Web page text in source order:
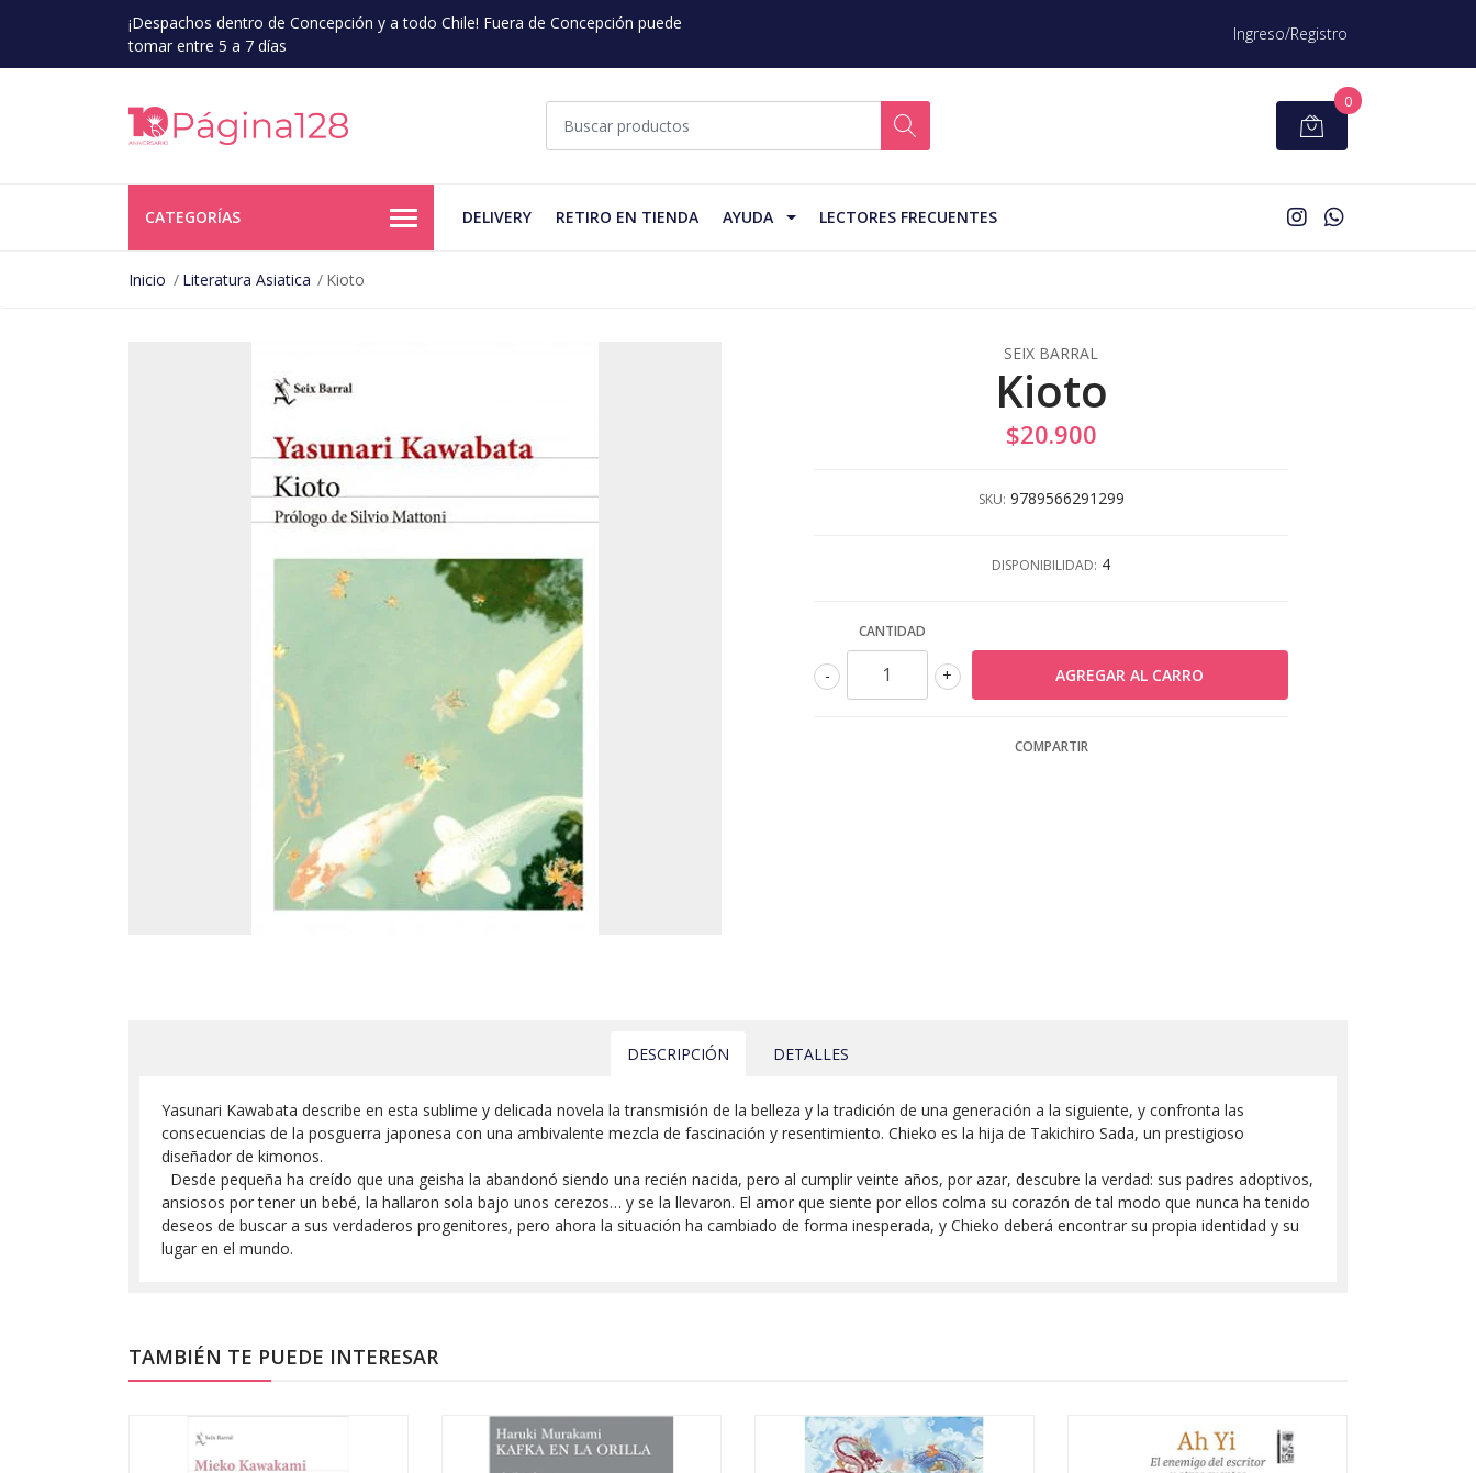
¡Despachos dentro de Concepción y a todo Chile! Fuera de Concepción puede
tomar entre 5 a 7 días
Ingreso/Registro
0
CATEGORÍAS DELIVERY RETIRO EN TIENDA AYUDA LECTORES FRECUENTES
Inicio Literatura Asiatica Kioto
SEIX BARRAL
Kioto
$20.900
SKU: 9789566291299
DISPONIBILIDAD: 4
CANTIDAD
+
-
COMPARTIR
DESCRIPCIÓN DETALLES
Yasunari Kawabata describe en esta sublime y delicada novela la transmisión de la belleza y la tradición de una generación a la siguiente, y confronta las
consecuencias de la posguerra japonesa con una ambivalente mezcla de fascinación y resentimiento. Chieko es la hija de Takichiro Sada, un prestigioso
diseñador de kimonos.
Desde pequeña ha creído que una geisha la abandonó siendo una recién nacida, pero al cumplir veinte años, por azar, descubre la verdad: sus padres adoptivos,
ansiosos por tener un bebé, la hallaron sola bajo unos cerezos… y se la llevaron. El amor que siente por ellos colma su corazón de tal modo que nunca ha tenido
deseos de buscar a sus verdaderos progenitores, pero ahora la situación ha cambiado de forma inesperada, y Chieko deberá encontrar su propia identidad y su
lugar en el mundo.
TAMBIÉN TE PUEDE INTERESAR